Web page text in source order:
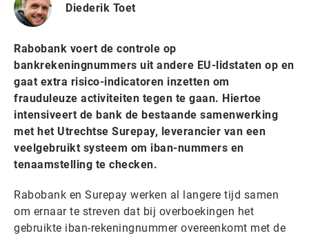
Diederik Toet
Rabobank voert de controle op
bankrekeningnummers uit andere EU-lidstaten op en
gaat extra risico-indicatoren inzetten om
frauduleuze activiteiten tegen te gaan. Hiertoe
intensiveert de bank de bestaande samenwerking
met het Utrechtse Surepay, leverancier van een
veelgebruikt systeem om iban-nummers en
tenaamstelling te checken.
Rabobank en Surepay werken al langere tijd samen
om ernaar te streven dat bij overboekingen het
gebruikte iban-rekeningnummer overeenkomt met de